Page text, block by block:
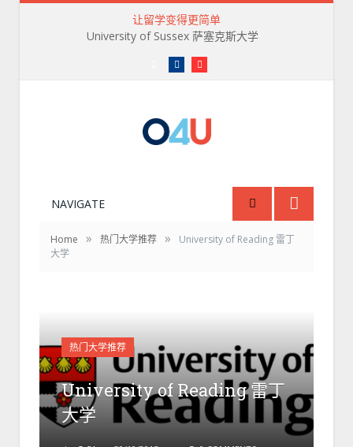
让留学变得更简单
University of Sussex 萨塞克斯大学
信
号
O4U
FacebookYoutube
NAVIGATE
Home » 热门大学推荐 »
University of Reading 雷丁
大学
热门大学推荐
University of Reading 雷丁
大学